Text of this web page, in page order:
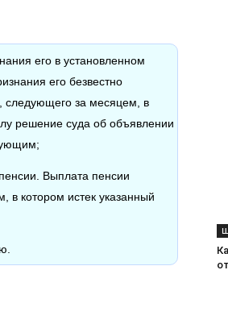
его в установленном
его безвестно
следующего за месяцем, в
решение суда об объявлении
Выплата пенсии
в котором истек указанный